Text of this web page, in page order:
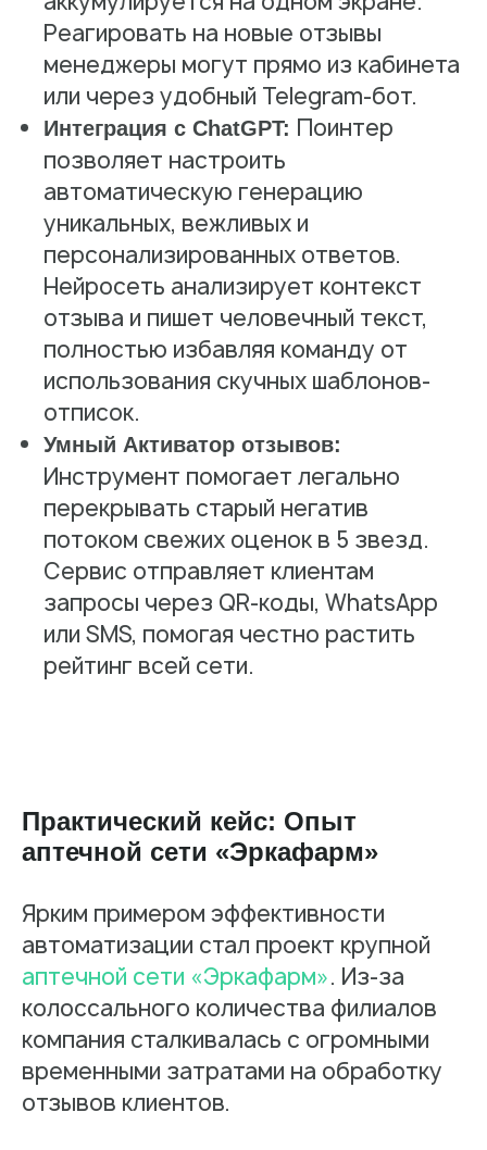
Реагировать на новые отзывы
менеджеры могут прямо из кабинета
или через удобный Telegram-бот.
Интеграция с ChatGPT: Поинтер
позволяет настроить
автоматическую генерацию
уникальных, вежливых и
персонализированных ответов.
Нейросеть анализирует контекст
отзыва и пишет человечный текст,
полностью избавляя команду от
использования скучных шаблонов-
отписок.
Умный Активатор отзывов:
Инструмент помогает легально
перекрывать старый негатив
потоком свежих оценок в 5 звезд.
Сервис отправляет клиентам
запросы через QR-коды, WhatsApp
или SMS, помогая честно растить
рейтинг всей сети.
Практический кейс: Опыт
аптечной сети «Эркафарм»
Ярким примером эффективности
автоматизации стал проект крупной
аптечной сети «Эркафарм». Из-за
колоссального количества филиалов
компания сталкивалась с огромными
временными затратами на обработку
отзывов клиентов.